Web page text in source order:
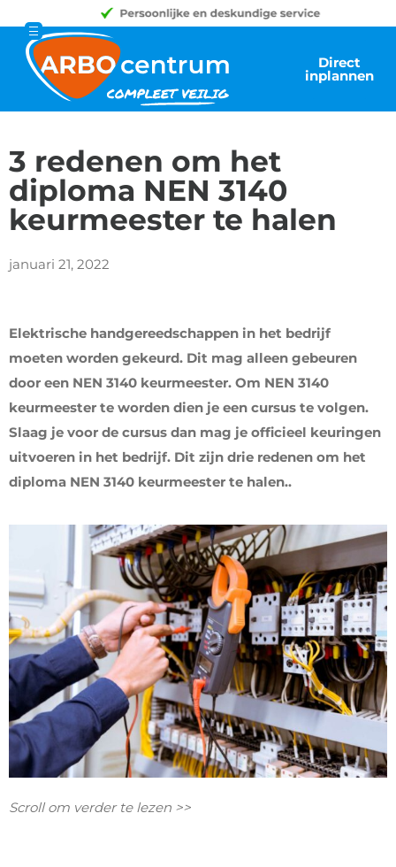
Direct
inplannen
3 redenen om het
diploma NEN 3140
keurmeester te halen
januari 21, 2022
Elektrische handgereedschappen in het bedrijf
moeten worden gekeurd. Dit mag alleen gebeuren
door een NEN 3140 keurmeester. Om NEN 3140
keurmeester te worden dien je een cursus te volgen.
Slaag je voor de cursus dan mag je officieel keuringen
uitvoeren in het bedrijf. Dit zijn drie redenen om het
diploma NEN 3140 keurmeester te halen..
Scroll om verder te lezen >>